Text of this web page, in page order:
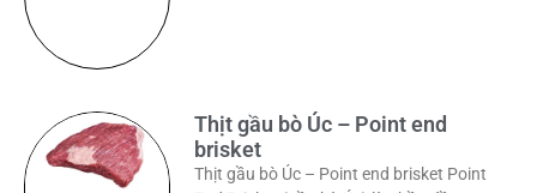
Thịt gầu bò Úc – Point end
brisket
Thịt gầu bò Úc – Point end brisket Point